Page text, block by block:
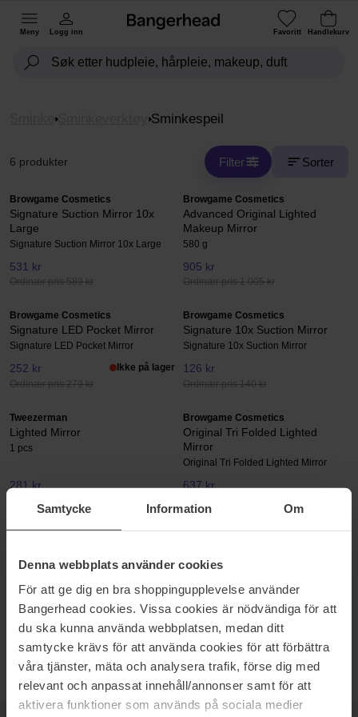
Samtycke Information Om
Denna webbplats använder cookies
För att ge dig en bra shoppingupplevelse använder
Bangerhead cookies. Vissa cookies är nödvändiga för att
du ska kunna använda webbplatsen, medan ditt
samtycke krävs för att använda cookies för att förbättra
våra tjänster, mäta och analysera trafik, förse dig med
relevant och anpassat innehåll/annonser samt för att
aktivera funktioner som används på sociala medier
Meny Logg inn Favoritt Handlekurv
Sminkeverktøy Sminkespeil
6 produkter Filter Sorter
Browgame Cosmetics
Signature Suction Mirror 10x
Large
Signature Suction Mirror 10x Large
531 kr
Ordinær pris 589 kr
Browgame Cosmetics
Advanced Original Lighted
Makeup Mirror
580 g
905 kr
Ordinær pris 1 005 kr
Browgame Cosmetics
Signature LED Pocket Mirror
Signature LED Pocket Mirror
252 kr
Ordinær pris 279 kr
Ikke på lager
Browgame Cosmetics
Signature 10x Suction Mirror
Signature 10x Suction Mirror
126 kr
Ordinær pris 140 kr
Tweezerman
Lighted Mirror
1 pcs
281 kr
Browgame Cosmetics
Original Tri Folded Lighted
Mirror
Original Tri Folded Lighted Mirror
637 kr
For å kunne legge makeup som virkelig ser bra ut, behøver du et
skikkelig speil som reflekterer ærlig hvordan din makeup ser ut.
Speilet fra BaByliss med lys er en favoritt! Et tips er å ta med
speilet til et vindu, så ser du hvordan din makeup vil se ut i
dagslys.